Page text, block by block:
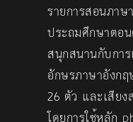
รายการสอนภา
ประถมศึกษาตอ
สนุกสนานกับการ
อักษรภาษาอังก
26 ตัว และเสีย